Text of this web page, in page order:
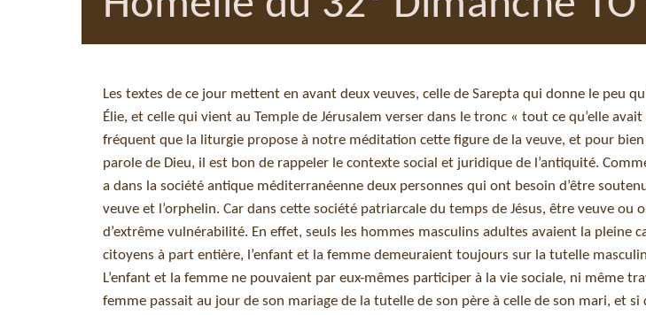
Les textes de ce jour mettent en avant deux veuves, celle de Sarepta qui donne le peu
Élie, et celle qui vient au Temple de Jérusalem verser dans le tronc « tout ce qu’elle
fréquent que la liturgie propose à notre méditation cette figure de la veuve, et pour bien
parole de Dieu, il est bon de rappeler le contexte social et juridique de l’antiquité.
a dans la société antique méditerranéenne deux personnes qui ont besoin d’être
veuve et l’orphelin. Car dans cette société patriarcale du temps de Jésus, être veuve ou
d’extrême vulnérabilité. En effet, seuls les hommes masculins adultes avaient la pleine
citoyens à part entière, l’enfant et la femme demeuraient toujours sur la tutelle
L’enfant et la femme ne pouvaient par eux-mêmes participer à la vie sociale, ni même
femme passait au jour de son mariage de la tutelle de son père à celle de son mari, et